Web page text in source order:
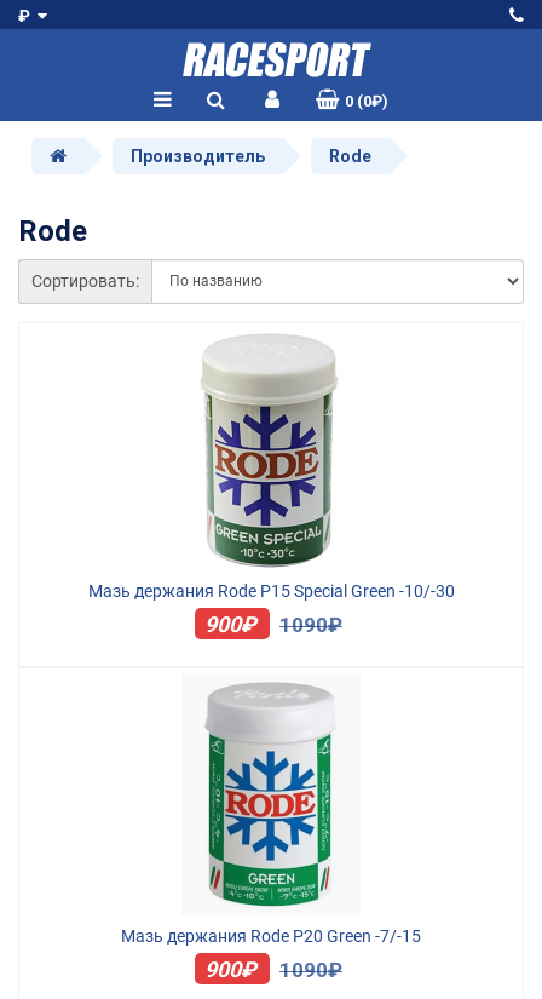
₽
0 (0₽)
Производитель Rode
Rode
Сортировать:
Мазь держания Rode P15 Special Green -10/-30
900₽ 1090₽
Мазь держания Rode P20 Green -7/-15
900₽ 1090₽